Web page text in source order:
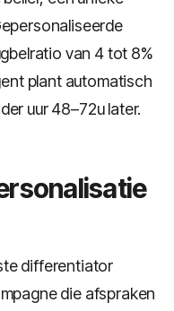
van 4 tot 8%
plant automatisch
uur 48–72u later.
differentiator
die afspraken